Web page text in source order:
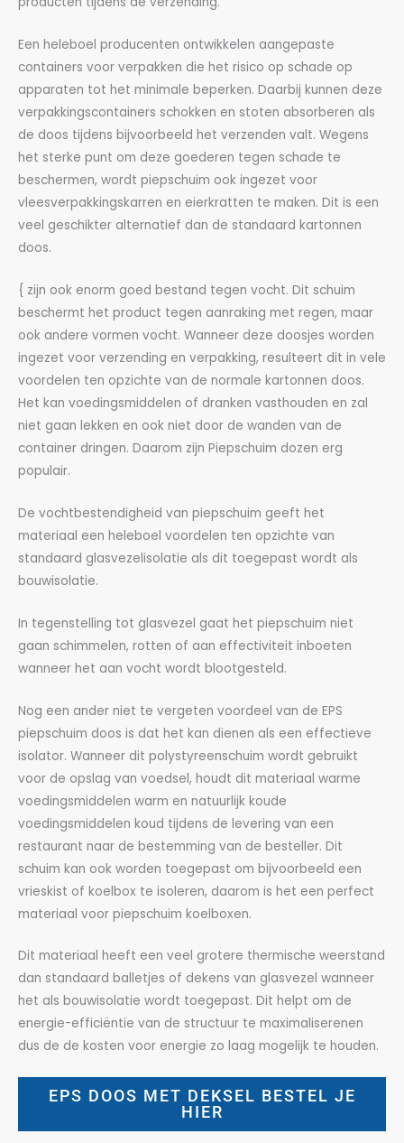
Een heleboel producenten ontwikkelen aangepaste
containers voor verpakken die het risico op schade op
apparaten tot het minimale beperken. Daarbij kunnen deze
verpakkingscontainers schokken en stoten absorberen als
de doos tijdens bijvoorbeeld het verzenden valt. Wegens
het sterke punt om deze goederen tegen schade te
beschermen, wordt piepschuim ook ingezet voor
vleesverpakkingskarren en eierkratten te maken. Dit is een
veel geschikter alternatief dan de standaard kartonnen
doos.
{ zijn ook enorm goed bestand tegen vocht. Dit schuim
beschermt het product tegen aanraking met regen, maar
ook andere vormen vocht. Wanneer deze doosjes worden
ingezet voor verzending en verpakking, resulteert dit in vele
voordelen ten opzichte van de normale kartonnen doos.
Het kan voedingsmiddelen of dranken vasthouden en zal
niet gaan lekken en ook niet door de wanden van de
container dringen. Daarom zijn Piepschuim dozen erg
populair.
De vochtbestendigheid van piepschuim geeft het
materiaal een heleboel voordelen ten opzichte van
standaard glasvezelisolatie als dit toegepast wordt als
bouwisolatie.
In tegenstelling tot glasvezel gaat het piepschuim niet
gaan schimmelen, rotten of aan effectiviteit inboeten
wanneer het aan vocht wordt blootgesteld.
Nog een ander niet te vergeten voordeel van de EPS
piepschuim doos is dat het kan dienen als een effectieve
isolator. Wanneer dit polystyreenschuim wordt gebruikt
voor de opslag van voedsel, houdt dit materiaal warme
voedingsmiddelen warm en natuurlijk koude
voedingsmiddelen koud tijdens de levering van een
restaurant naar de bestemming van de besteller. Dit
schuim kan ook worden toegepast om bijvoorbeeld een
vrieskist of koelbox te isoleren, daarom is het een perfect
materiaal voor piepschuim koelboxen.
Dit materiaal heeft een veel grotere thermische weerstand
dan standaard balletjes of dekens van glasvezel wanneer
het als bouwisolatie wordt toegepast. Dit helpt om de
energie-efficiëntie van de structuur te maximaliserenen
dus de de kosten voor energie zo laag mogelijk te houden.
EPS DOOS MET DEKSEL BESTEL JE
HIER